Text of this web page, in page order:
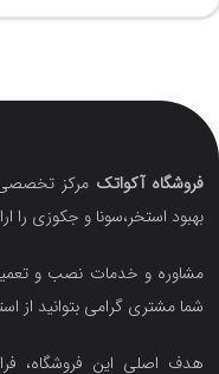
فروشگاه آکواتک مرکز تخصصی
بهبود استخر،سونا و جکوزی را
مشاوره و خدمات نصب و تعمیر
شما مشتری گرامی بتوانید از
هدف اصلی این فروشگاه‌،